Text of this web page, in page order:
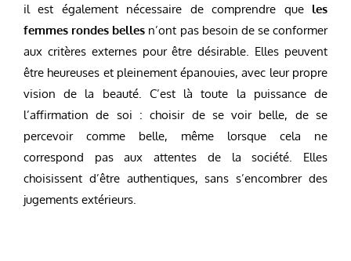
il est également nécessaire de comprendre que les
femmes rondes belles n’ont pas besoin de se conformer
aux critères externes pour être désirable. Elles peuvent
être heureuses et pleinement épanouies, avec leur propre
vision de la beauté. C’est là toute la puissance de
l’affirmation de soi : choisir de se voir belle, de se
percevoir comme belle, même lorsque cela ne
correspond pas aux attentes de la société. Elles
choisissent d’être authentiques, sans s’encombrer des
jugements extérieurs.